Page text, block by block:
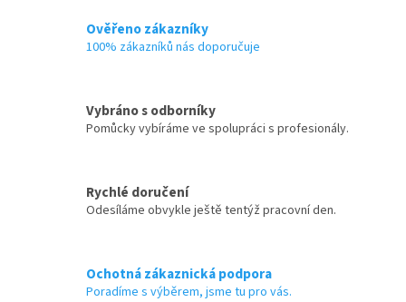
Ověřeno zákazníky
100% zákazníků nás doporučuje
Vybráno s odborníky
Pomůcky vybíráme ve spolupráci s profesionály.
Rychlé doručení
Odesíláme obvykle ještě tentýž pracovní den.
Ochotná zákaznická podpora
Poradíme s výběrem, jsme tu pro vás.